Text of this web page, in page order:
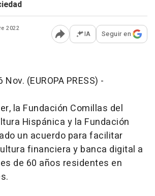
2022
Abrir opciones para
IA Seguir en
Nov. (EUROPA PRESS) -
la Fundación Comillas del
Hispánica y la Fundación
un acuerdo para facilitar
financiera y banca digital a
de 60 años residentes en